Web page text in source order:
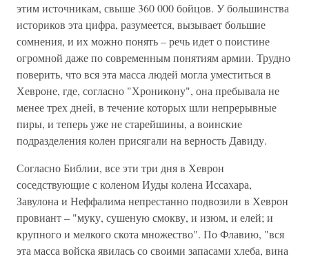
этим источникам, свыше 360 000 бойцов. У большинства
историков эта цифра, разумеется, вызывает большие
сомнения, и их можно понять – речь идет о поистине
огромной даже по современным понятиям армии. Трудно
поверить, что вся эта масса людей могла уместиться в
Хевроне, где, согласно "Хроникону", она пребывала не
менее трех дней, в течение которых шли непрерывные
пиры, и теперь уже не старейшины, а воинские
подразделения колен присягали на верность Давиду.
Согласно Библии, все эти три дня в Хеврон
соседствующие с коленом Иуды колена Иссахара,
Завулона и Неффалима непрестанно подвозили в Хеврон
провиант – "муку, сушеную смокву, и изюм, и елей; и
крупного и мелкого скота множество". По Флавию, "вся
эта масса войска явилась со своими запасами хлеба, вина